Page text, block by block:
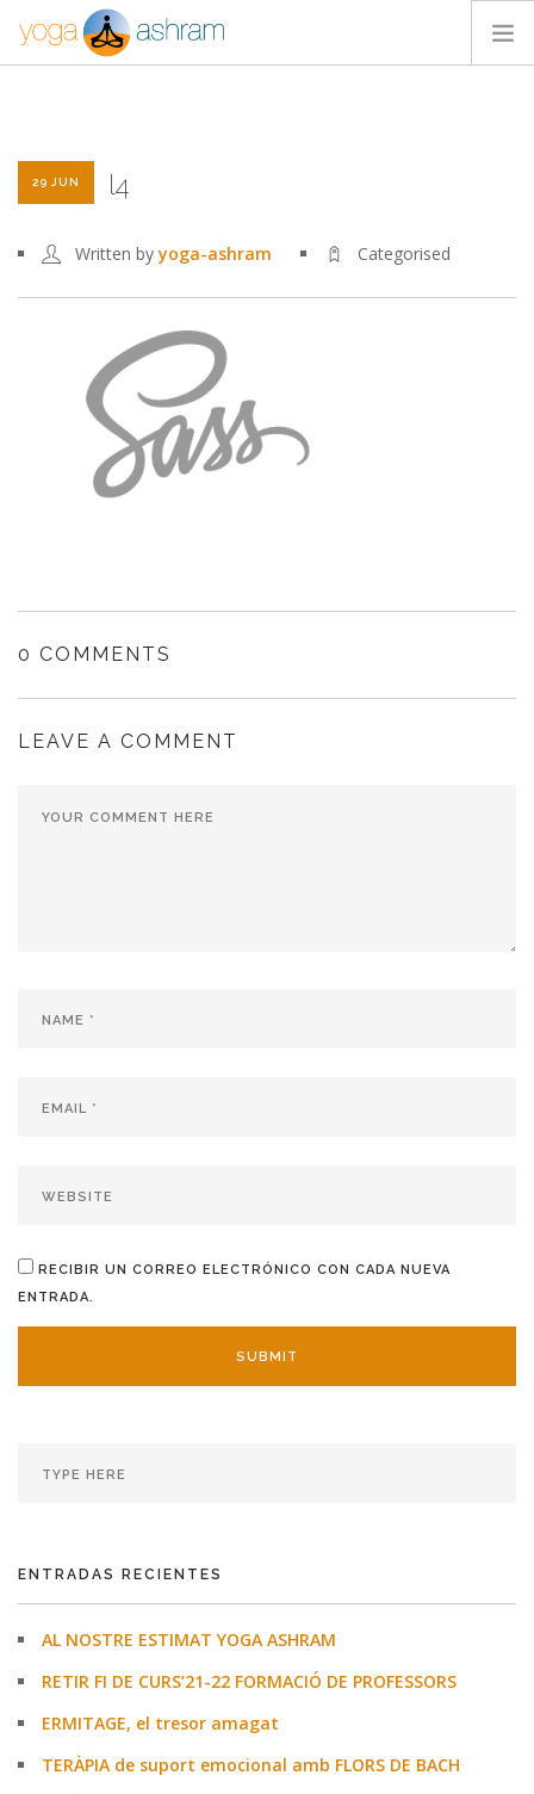
BLOG
29 JUN l4
Written byyoga-ashram Categorised
0 COMMENTS
LEAVE A COMMENT
RECIBIR UN CORREO ELECTRÓNICO CON CADA NUEVA
ENTRADA.
ENTRADAS RECIENTES
AL NOSTRE ESTIMAT YOGA ASHRAM
RETIR FI DE CURS’21-22 FORMACIÓ DE PROFESSORS
ERMITAGE, el tresor amagat
TERÀPIA de suport emocional amb FLORS DE BACH